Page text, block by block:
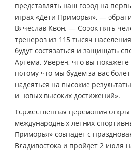
представлять наш город на
играх «Дети Приморья», —
Вячеслав Квон. — Сорок пять
тренеров из 115 тысяч
будут состязаться и защищать
Артема. Уверен, что вы покажете
потому что мы будем за вас
надеяться на высокие
и новых высоких достижений».
Торжественная церемония
международных летних
Приморья» совпадет с
Владивостока и пройдет 2 июля